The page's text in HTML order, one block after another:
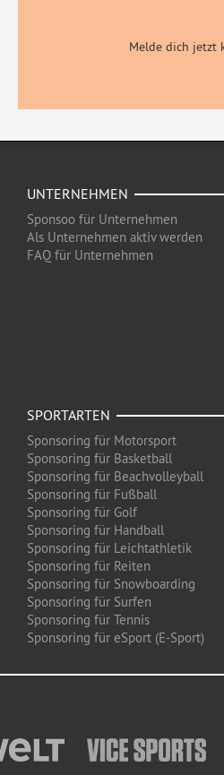
Melde dich jetzt
UNTERNEHMEN
Sponsoo für Unternehmen
Als Unternehmen aktiv werden
FAQ für Unternehmen
SPORTARTEN
Sponsoring für Motorsport
Sponsoring für Basketball
Sponsoring für Beachvolleyball
Sponsoring für Fußball
Sponsoring für Golf
Sponsoring für Handball
Sponsoring für Leichtathletik
Sponsoring für Reiten
Sponsoring für Snowboarding
Sponsoring für Surfen
Sponsoring für Tennis
Sponsoring für eSport (E-Sport)